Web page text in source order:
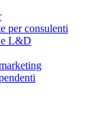
per consulenti
e L&D